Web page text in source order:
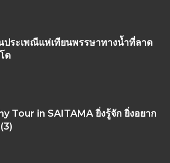
ประเพณีแห่เทียนพรรษาทางน้ำที่ลาด
ด
Tour in SAITAMA ยิ่งรู้จัก ยิ่งอยาก